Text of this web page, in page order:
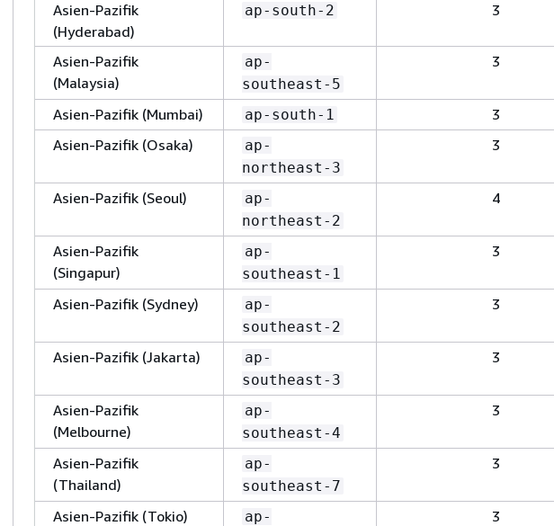
Asien-Pazifik
(Hyderabad)
ap-south-2 3
Asien-Pazifik
(Malaysia)
ap-
southeast-5
3
Asien-Pazifik (Mumbai) ap-south-1
3
Asien-Pazifik (Osaka)
ap-
northeast-3
3
Asien-Pazifik (Seoul)
ap-
northeast-2
4
Asien-Pazifik
(Singapur)
ap-
southeast-1
3
Asien-Pazifik (Sydney)
ap-
southeast-2
3
Asien-Pazifik (Jakarta)
ap-
southeast-3
3
Asien-Pazifik
(Melbourne)
ap-
southeast-4
3
Asien-Pazifik
(Thailand)
ap-
southeast-7
3
Asien-Pazifik (Tokio)
ap-
3